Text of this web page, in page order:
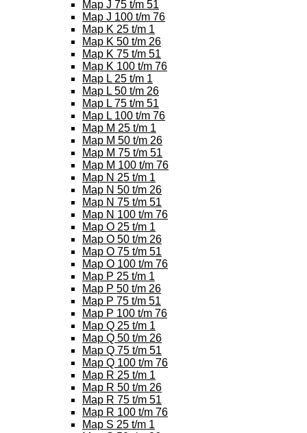
Map J 75 t/m 51
Map J 100 t/m 76
Map K 25 t/m 1
Map K 50 t/m 26
Map K 75 t/m 51
Map K 100 t/m 76
Map L 25 t/m 1
Map L 50 t/m 26
Map L 75 t/m 51
Map L 100 t/m 76
Map M 25 t/m 1
Map M 50 t/m 26
Map M 75 t/m 51
Map M 100 t/m 76
Map N 25 t/m 1
Map N 50 t/m 26
Map N 75 t/m 51
Map N 100 t/m 76
Map O 25 t/m 1
Map O 50 t/m 26
Map O 75 t/m 51
Map O 100 t/m 76
Map P 25 t/m 1
Map P 50 t/m 26
Map P 75 t/m 51
Map P 100 t/m 76
Map Q 25 t/m 1
Map Q 50 t/m 26
Map Q 75 t/m 51
Map Q 100 t/m 76
Map R 25 t/m 1
Map R 50 t/m 26
Map R 75 t/m 51
Map R 100 t/m 76
Map S 25 t/m 1